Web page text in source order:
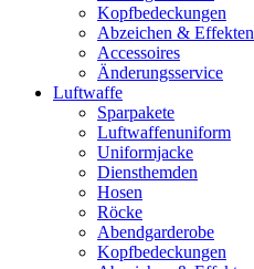
Kopfbedeckungen
Abzeichen & Effekten
Accessoires
Änderungsservice
Luftwaffe
Sparpakete
Luftwaffenuniform
Uniformjacke
Diensthemden
Hosen
Röcke
Abendgarderobe
Kopfbedeckungen